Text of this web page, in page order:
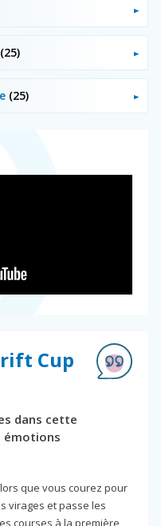
(25)
(25)
Cup
dans cette
émotions
que vous courez pour
virages et passe les
courses à la première